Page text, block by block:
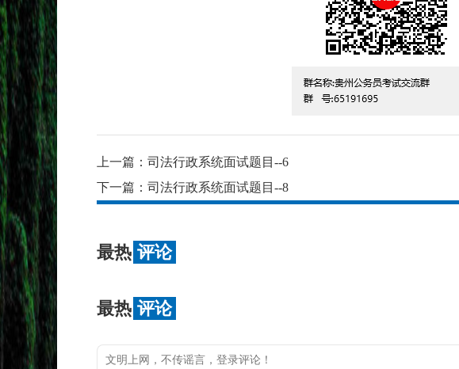
上一篇： 司法行政系统面试题目--6
下一篇： 司法行政系统面试题目--8
最热 评论
最热 评论